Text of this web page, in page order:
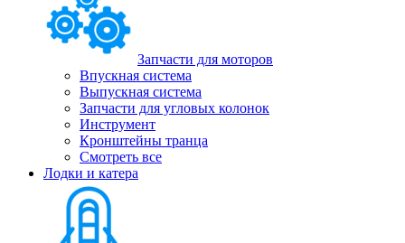
Запчасти для моторов
Впускная система
Выпускная система
Запчасти для угловых колонок
Инструмент
Кронштейны транца
Смотреть все
Лодки и катера